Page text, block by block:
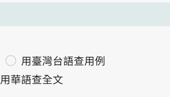
用臺灣台語查用例
用華語查全文